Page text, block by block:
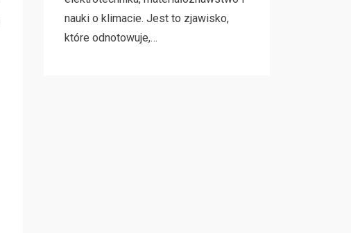
nauki o klimacie. Jest to zjawisko,
które odnotowuje,…